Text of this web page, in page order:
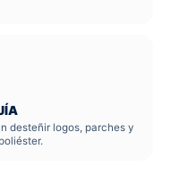
desteñir logos, parches y